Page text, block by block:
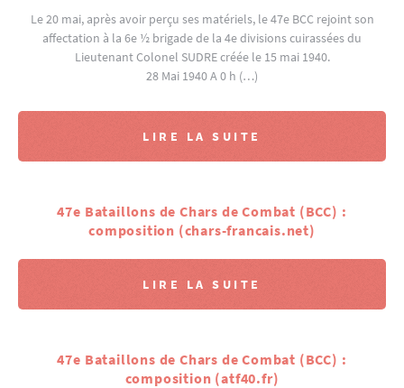
Le 20 mai, après avoir perçu ses matériels, le 47e BCC rejoint son
affectation à la 6e ½ brigade de la 4e divisions cuirassées du
Lieutenant Colonel SUDRE créée le 15 mai 1940.
28 Mai 1940 A 0 h (…)
LIRE LA SUITE
47e Bataillons de Chars de Combat (BCC) :
composition (chars-francais.net)
LIRE LA SUITE
47e Bataillons de Chars de Combat (BCC) :
composition (atf40.fr)